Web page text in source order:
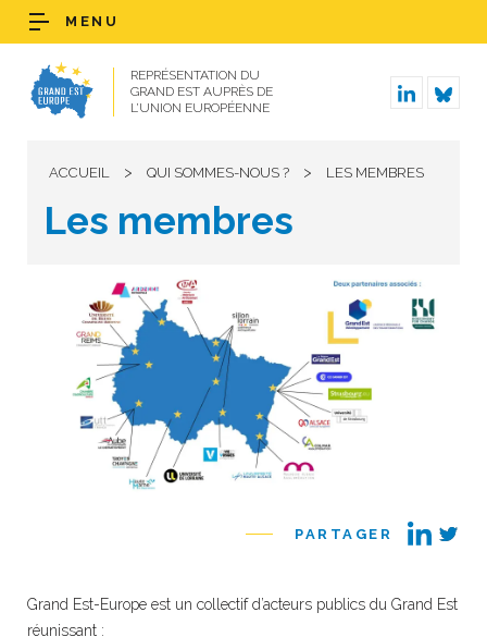
REPRÉSENTATION DU
GRAND EST AUPRÈS DE
L’UNION EUROPÉENNE
MENU
ACCUEIL > QUI SOMMES-NOUS ? > LES MEMBRES
Les membres
PARTAGER
Grand Est-Europe est un collectif d’acteurs publics du Grand Est
réunissant :